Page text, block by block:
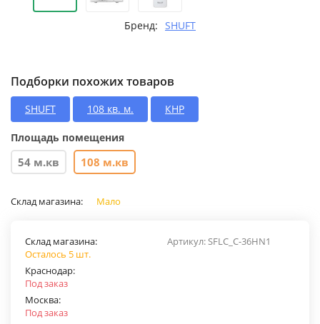
Бренд: SHUFT
Подборки похожих товаров
SHUFT 108 кв. м. КНР
Площадь помещения
54 м.кв 108 м.кв
Склад магазина: Мало
Артикул: SFLC_C-36HN1
Склад магазина:
Осталось 5 шт.
Краснодар:
Под заказ
Москва:
Под заказ